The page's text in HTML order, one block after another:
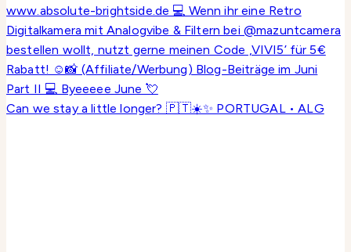
Can we stay a little longer? 🇵🇹☀️✨ PORTUGAL • ALG